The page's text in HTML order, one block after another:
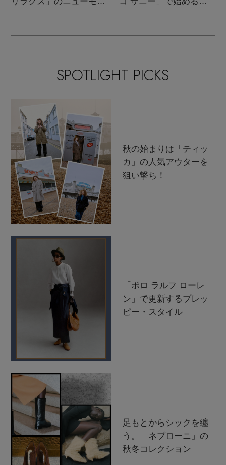
SPOTLIGHT PICKS
秋の始まりは「ティッ
カ」の人気アウターを
狙い撃ち！
「ポロ ラルフ ローレ
ン」で更新するプレッ
ピー・スタイル
足もとからシックを纏
う。「ネブローニ」の
秋冬コレクション